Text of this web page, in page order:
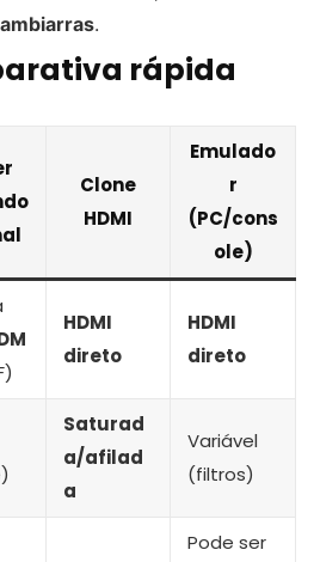
.
rápida
Clone
HDMI
Emulado
r
(PC/cons
ole)
HDMI
direto
HDMI
direto
Saturad
a/afilad
a
Variável
(filtros)
Pode ser